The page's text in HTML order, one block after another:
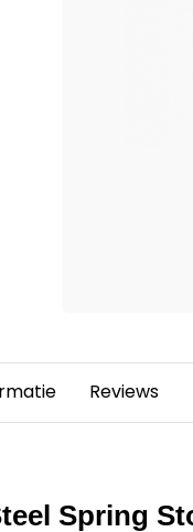
Reviews
Spring